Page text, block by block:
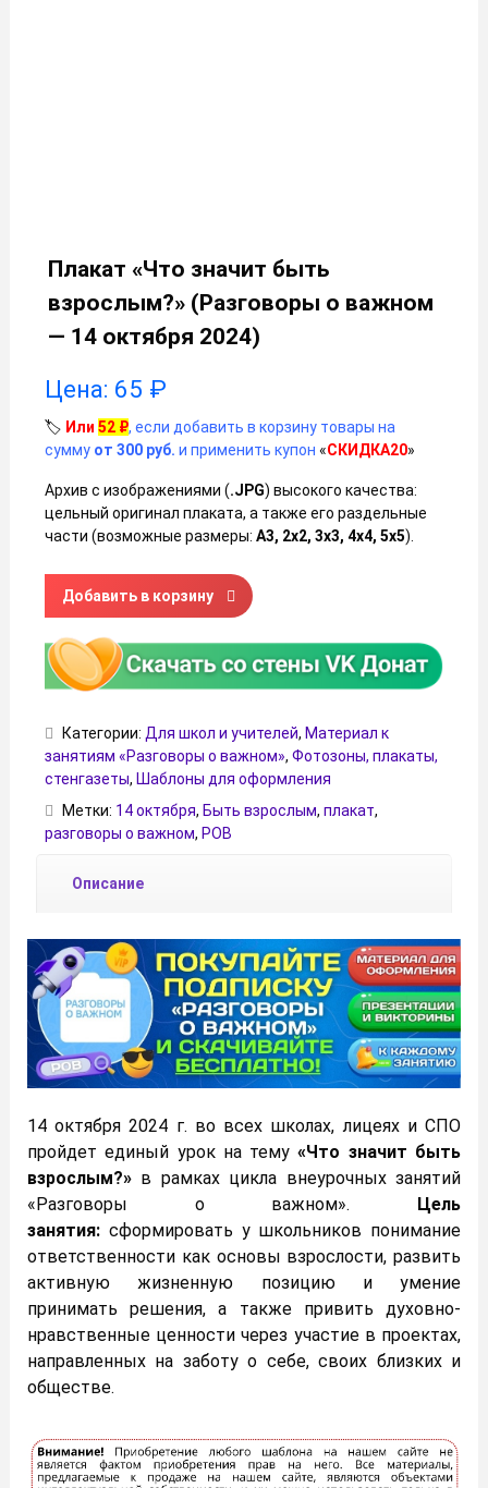
Плакат «Что значит быть
взрослым?» (Разговоры о важном
— 14 октября 2024)
Цена: 65 ₽
🏷️ Или 52 ₽, если добавить в корзину товары на
сумму от 300 руб. и применить купон «СКИДКА20»
Архив с изображениями (.JPG) высокого качества:
цельный оригинал плаката, а также его раздельные
части (возможные размеры: А3, 2х2, 3х3, 4х4, 5х5).
Количество товара Плакат «Что значит быть
Добавить в корзину
Категории: Для школ и учителей, Материал к
занятиям «Разговоры о важном», Фотозоны, плакаты,
стенгазеты, Шаблоны для оформления
Метки: 14 октября, Быть взрослым, плакат,
разговоры о важном, РОВ
Описание
14 октября 2024 г. во всех школах, лицеях и СПО
пройдет единый урок на тему«Что значит быть
взрослым?» в рамках цикла внеурочных занятий
«Разговоры о важном».
Цель
занятия: сформировать у школьников понимание
ответственности как основы взрослости, развить
активную жизненную позицию и умение
принимать решения, а также привить духовно-
нравственные ценности через участие в проектах,
направленных на заботу о себе, своих близких и
обществе.